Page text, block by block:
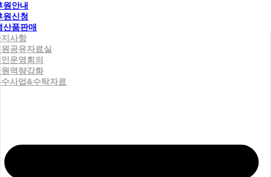
원안내
원신청
산품판매
사항
공유자료실
운영회의
역량강화
사업&수탁자료